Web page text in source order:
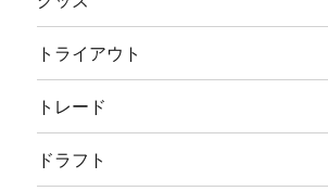
トライアウト
トレード
ドラフト